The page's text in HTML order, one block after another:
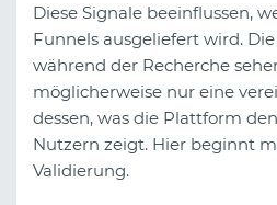
Diese Signale beeinflussen,
Funnels ausgeliefert wird. Die
während der Recherche
möglicherweise nur eine
dessen, was die Plattform
Nutzern zeigt. Hier beginnt
Validierung.